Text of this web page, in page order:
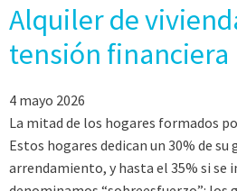
Alquiler de
tensión financiera
4 mayo 2026
La mitad de los hogares formados
Estos hogares dedican un 30% de
arrendamiento, y hasta el 35% si se